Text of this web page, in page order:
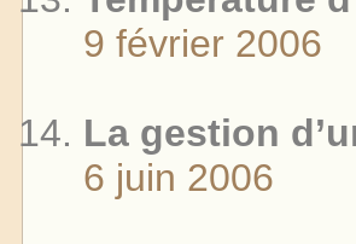
9 février 2006
La gestion
6 juin 2006